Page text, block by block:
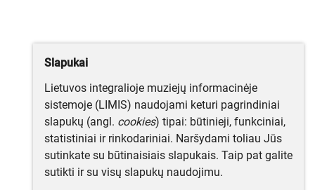
Slapukai
Lietuvos integralioje muziejų informacinėje
sistemoje (LIMIS) naudojami keturi pagrindiniai
slapukų (angl. cookies) tipai: būtinieji, funkciniai,
statistiniai ir rinkodariniai. Naršydami toliau Jūs
sutinkate su būtinaisiais slapukais. Taip pat galite
sutikti ir su visų slapukų naudojimu.